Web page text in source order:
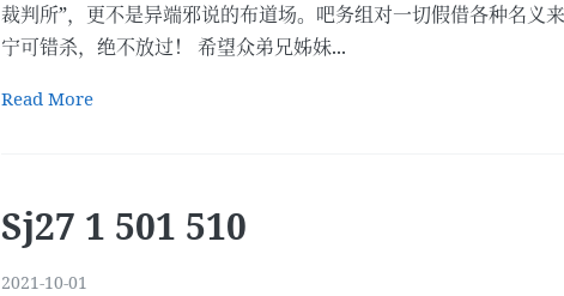
裁判所”，更不是异端邪说的布道场。吧务组对一切假借各种名
宁可错杀，绝不放过！ 希望众弟兄姊妹...
Read More
Sj27 1 501 510
2021-10-01